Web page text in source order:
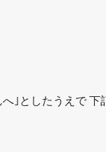
｣としたうえで 下